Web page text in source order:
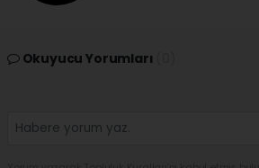
Okuyucu Yorumları